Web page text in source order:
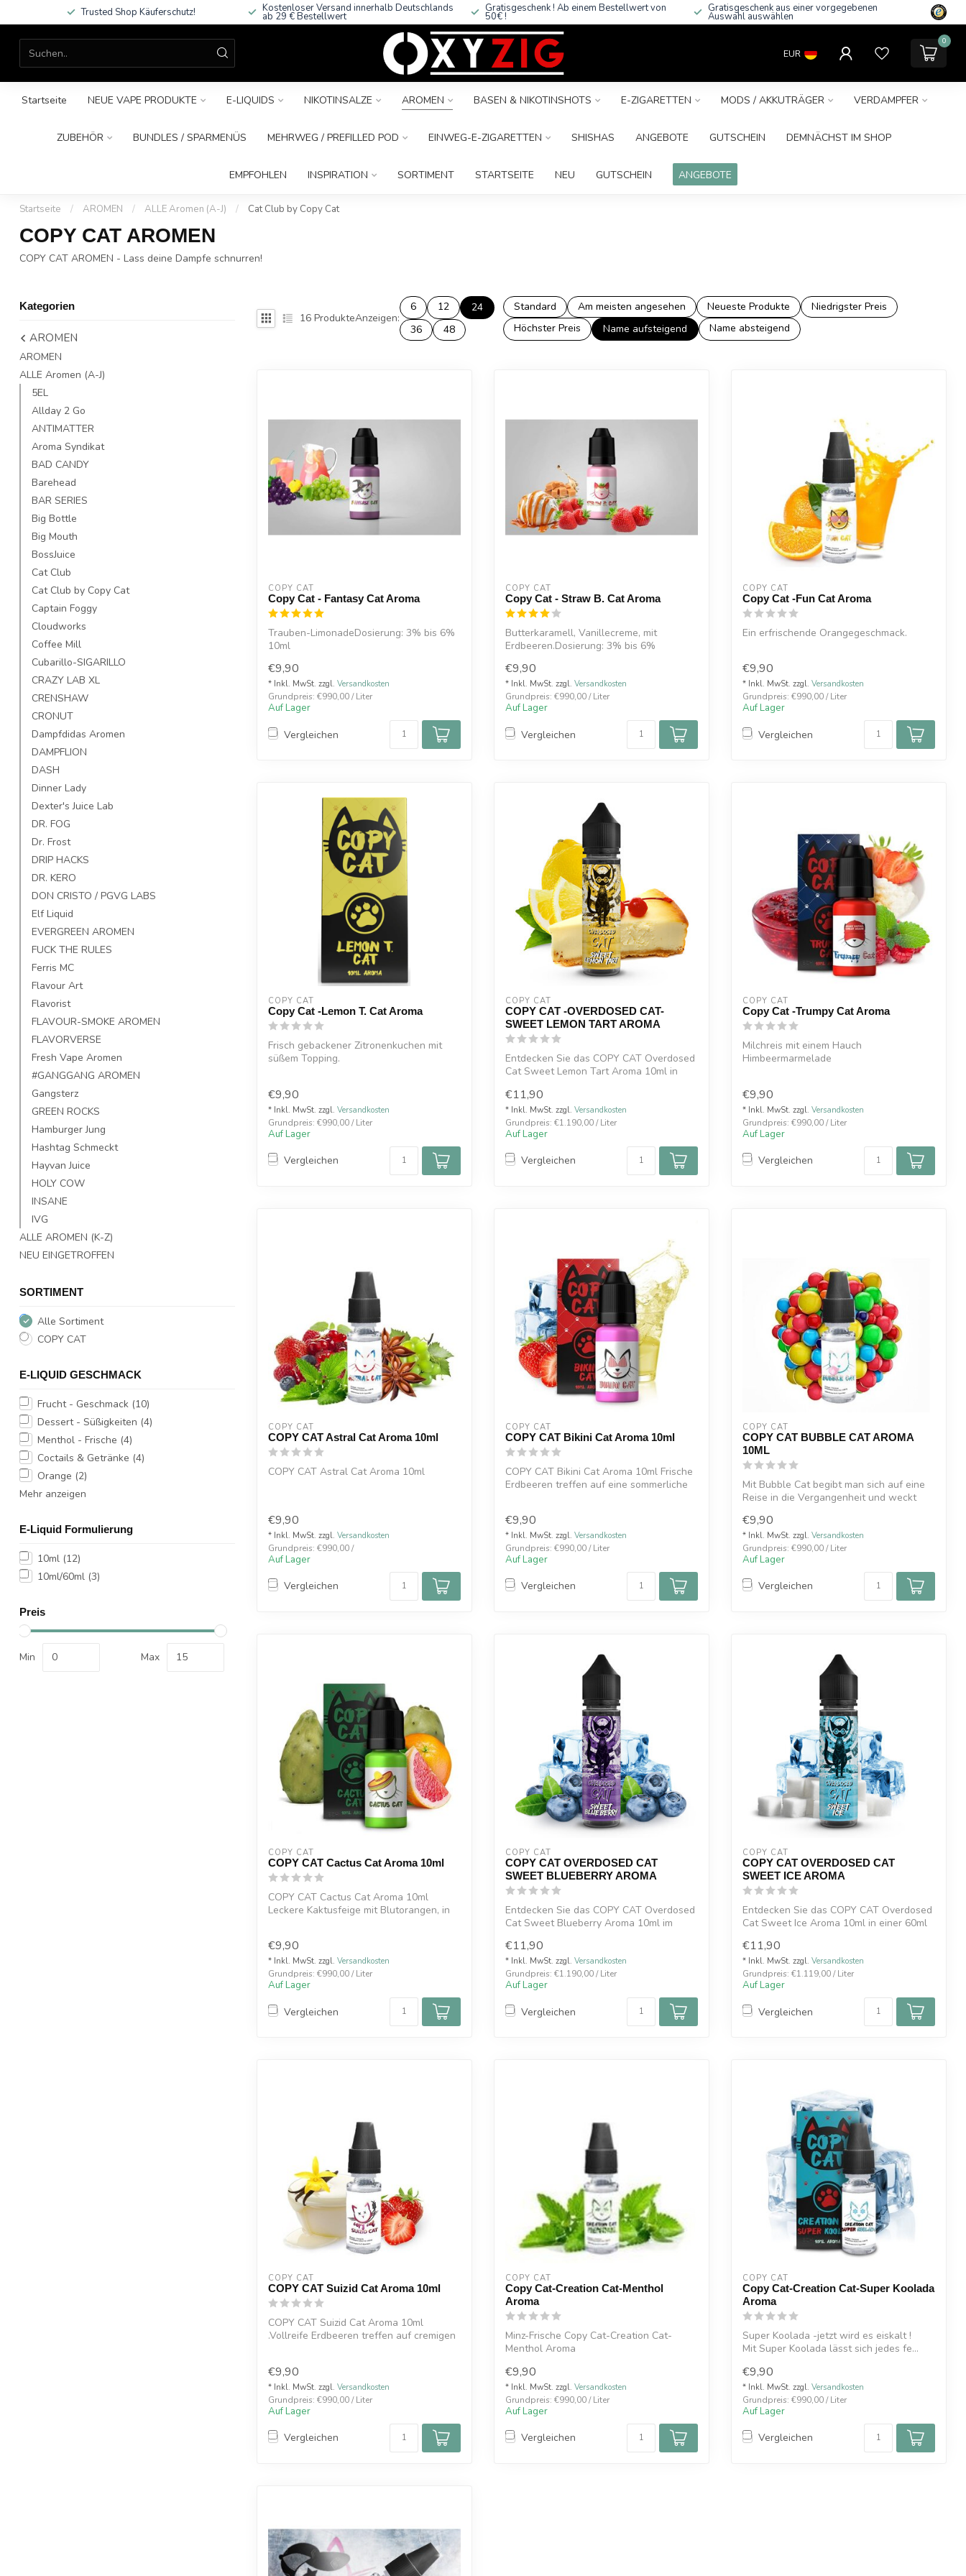
Trusted Shop Käuferschutz! Kostenloser Versand innerhalb Deutschlands
ab 29 € Bestellwert
Gratisgeschenk ! Ab einem Bestellwert von
50€ !
Gratisgeschenk aus einer vorgegebenen
Auswahl auswählen
EUR
0
Startseite NEUE VAPE PRODUKTE E-LIQUIDS NIKOTINSALZE AROMEN BASEN & NIKOTINSHOTS E-ZIGARETTEN MODS / AKKUTRÄGER VERDAMPFER
ZUBEHÖR BUNDLES / SPARMENÜS MEHRWEG / PREFILLED POD EINWEG-E-ZIGARETTEN SHISHAS ANGEBOTE GUTSCHEIN DEMNÄCHST IM SHOP
EMPFOHLEN INSPIRATION SORTIMENT STARTSEITE NEU GUTSCHEIN ANGEBOTE
Startseite / AROMEN / ALLE Aromen (A-J) / Cat Club by Copy Cat
COPY CAT AROMEN
COPY CAT AROMEN - Lass deine Dampfe schnurren!
Kategorien
AROMEN
AROMEN
ALLE Aromen (A-J)
5EL
Allday 2 Go
ANTIMATTER
Aroma Syndikat
BAD CANDY
Barehead
BAR SERIES
Big Bottle
Big Mouth
BossJuice
Cat Club
Cat Club by Copy Cat
Captain Foggy
Cloudworks
Coffee Mill
Cubarillo-SIGARILLO
CRAZY LAB XL
CRENSHAW
CRONUT
Dampfdidas Aromen
DAMPFLION
DASH
Dinner Lady
Dexter's Juice Lab
DR. FOG
Dr. Frost
DRIP HACKS
DR. KERO
DON CRISTO / PGVG LABS
Elf Liquid
EVERGREEN AROMEN
FUCK THE RULES
Ferris MC
Flavour Art
Flavorist
FLAVOUR-SMOKE AROMEN
FLAVORVERSE
Fresh Vape Aromen
#GANGGANG AROMEN
Gangsterz
GREEN ROCKS
Hamburger Jung
Hashtag Schmeckt
Hayvan Juice
HOLY COW
INSANE
IVG
ALLE AROMEN (K-Z)
NEU EINGETROFFEN
SORTIMENT
Alle Sortiment
COPY CAT
E-LIQUID GESCHMACK
Frucht - Geschmack (10)
Dessert - Süßigkeiten (4)
Menthol - Frische (4)
Coctails & Getränke (4)
Orange (2)
Mehr anzeigen
E-Liquid Formulierung
10ml (12)
10ml/60ml (3)
Preis
Min Max
16 ProdukteAnzeigen:
6 12
24
36
48
Standard Am meisten angesehen Neueste Produkte
Niedrigster Preis
Höchster Preis
Name aufsteigend Name absteigend
COPY CAT
Copy Cat - Fantasy Cat Aroma
Trauben-LimonadeDosierung: 3% bis 6%
10ml
€9,90
* Inkl. MwSt. zzgl. Versandkosten
Grundpreis: €990,00 / Liter
Auf Lager
Vergleichen
COPY CAT
Copy Cat - Straw B. Cat Aroma
Butterkaramell, Vanillecreme, mit
Erdbeeren.Dosierung: 3% bis 6%
€9,90
* Inkl. MwSt. zzgl. Versandkosten
Grundpreis: €990,00 / Liter
Auf Lager
Vergleichen
COPY CAT
Copy Cat -Fun Cat Aroma
Ein erfrischende Orangegeschmack.
€9,90
* Inkl. MwSt. zzgl. Versandkosten
Grundpreis: €990,00 / Liter
Auf Lager
Vergleichen
COPY CAT
Copy Cat -Lemon T. Cat Aroma
Frisch gebackener Zitronenkuchen mit
süßem Topping.
€9,90
* Inkl. MwSt. zzgl. Versandkosten
Grundpreis: €990,00 / Liter
Auf Lager
Vergleichen
COPY CAT
COPY CAT -OVERDOSED CAT-
SWEET LEMON TART AROMA
Entdecken Sie das COPY CAT Overdosed
Cat Sweet Lemon Tart Aroma 10ml in
€11,90
* Inkl. MwSt. zzgl. Versandkosten
Grundpreis: €1.190,00 / Liter
Auf Lager
Vergleichen
COPY CAT
Copy Cat -Trumpy Cat Aroma
Milchreis mit einem Hauch
Himbeermarmelade
€9,90
* Inkl. MwSt. zzgl. Versandkosten
Grundpreis: €990,00 / Liter
Auf Lager
Vergleichen
COPY CAT
COPY CAT Astral Cat Aroma 10ml
COPY CAT Astral Cat Aroma 10ml
€9,90
* Inkl. MwSt. zzgl. Versandkosten
Grundpreis: €990,00 /
Auf Lager
Vergleichen
COPY CAT
COPY CAT Bikini Cat Aroma 10ml
COPY CAT Bikini Cat Aroma 10ml Frische
Erdbeeren treffen auf eine sommerliche
€9,90
* Inkl. MwSt. zzgl. Versandkosten
Grundpreis: €990,00 / Liter
Auf Lager
Vergleichen
COPY CAT
COPY CAT BUBBLE CAT AROMA
10ML
Mit Bubble Cat begibt man sich auf eine
Reise in die Vergangenheit und weckt
€9,90
* Inkl. MwSt. zzgl. Versandkosten
Grundpreis: €990,00 / Liter
Auf Lager
Vergleichen
COPY CAT
COPY CAT Cactus Cat Aroma 10ml
COPY CAT Cactus Cat Aroma 10ml
Leckere Kaktusfeige mit Blutorangen, in
€9,90
* Inkl. MwSt. zzgl. Versandkosten
Grundpreis: €990,00 / Liter
Auf Lager
Vergleichen
COPY CAT
COPY CAT OVERDOSED CAT
SWEET BLUEBERRY AROMA
Entdecken Sie das COPY CAT Overdosed
Cat Sweet Blueberry Aroma 10ml im
€11,90
* Inkl. MwSt. zzgl. Versandkosten
Grundpreis: €1.190,00 / Liter
Auf Lager
Vergleichen
COPY CAT
COPY CAT OVERDOSED CAT
SWEET ICE AROMA
Entdecken Sie das COPY CAT Overdosed
Cat Sweet Ice Aroma 10ml in einer 60ml
€11,90
* Inkl. MwSt. zzgl. Versandkosten
Grundpreis: €1.119,00 / Liter
Auf Lager
Vergleichen
COPY CAT
COPY CAT Suizid Cat Aroma 10ml
COPY CAT Suizid Cat Aroma 10ml
.Vollreife Erdbeeren treffen auf cremigen
€9,90
* Inkl. MwSt. zzgl. Versandkosten
Grundpreis: €990,00 / Liter
Auf Lager
Vergleichen
COPY CAT
Copy Cat-Creation Cat-Menthol
Aroma
Minz-Frische Copy Cat-Creation Cat-
Menthol Aroma
€9,90
* Inkl. MwSt. zzgl. Versandkosten
Grundpreis: €990,00 / Liter
Auf Lager
Vergleichen
COPY CAT
Copy Cat-Creation Cat-Super Koolada
Aroma
Super Koolada -jetzt wird es eiskalt !
Mit Super Koolada lässt sich jedes fe...
€9,90
* Inkl. MwSt. zzgl. Versandkosten
Grundpreis: €990,00 / Liter
Auf Lager
Vergleichen